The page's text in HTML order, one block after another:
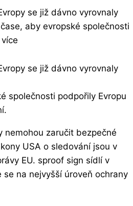
se již dávno vyrovnaly
aby evropské společnosti
se již dávno vyrovnaly
společnosti podpořily Evropu
nemohou zaručit bezpečné
USA o sledování jsou v
EU. sproof sign sídlí v
se na nejvyšší úroveň ochrany